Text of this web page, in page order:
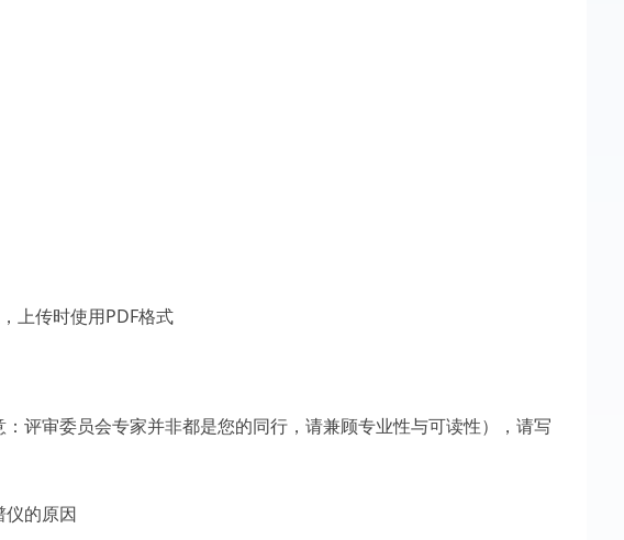
上传时使用PDF格式
评审委员会专家并非都是您的同行，请兼顾专业性与可读性），请写
仪的原因